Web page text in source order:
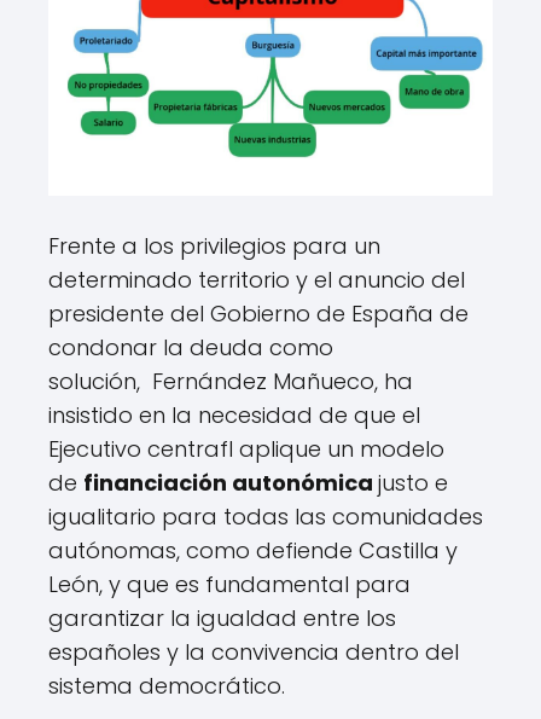
Frente a los privilegios para un
determinado territorio y el anuncio del
presidente del Gobierno de España de
condonar la deuda como
solución, Fernández Mañueco, ha
insistido en la necesidad de que el
Ejecutivo centrafl aplique un modelo
de financiación autonómica justo e
igualitario para todas las comunidades
autónomas, como defiende Castilla y
León, y que es fundamental para
garantizar la igualdad entre los
españoles y la convivencia dentro del
sistema democrático.